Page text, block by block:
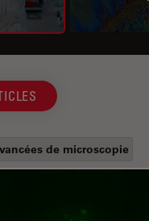
de microscopie